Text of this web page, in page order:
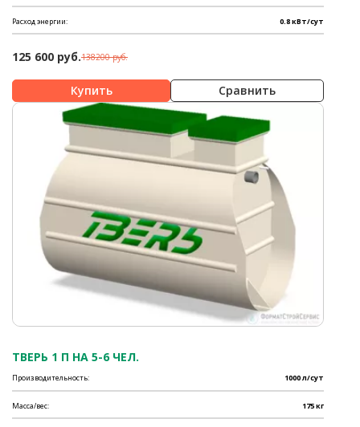
Расход энергии: 0.8 кВт/сут
125 600 руб.138200 руб.
Сравнить
ТВЕРЬ 1 П НА 5-6 ЧЕЛ.
Производительность: 1000 л/сут
Масса/вес: 175 кг